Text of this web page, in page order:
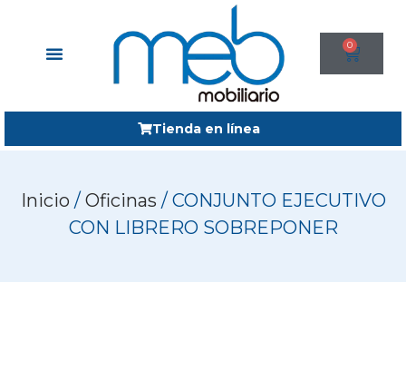
0
Tienda en línea
Inicio / Oficinas / CONJUNTO EJECUTIVO
CON LIBRERO SOBREPONER